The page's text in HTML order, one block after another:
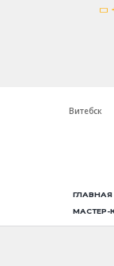
Витебск
ГЛАВНАЯ
МАСТЕР-